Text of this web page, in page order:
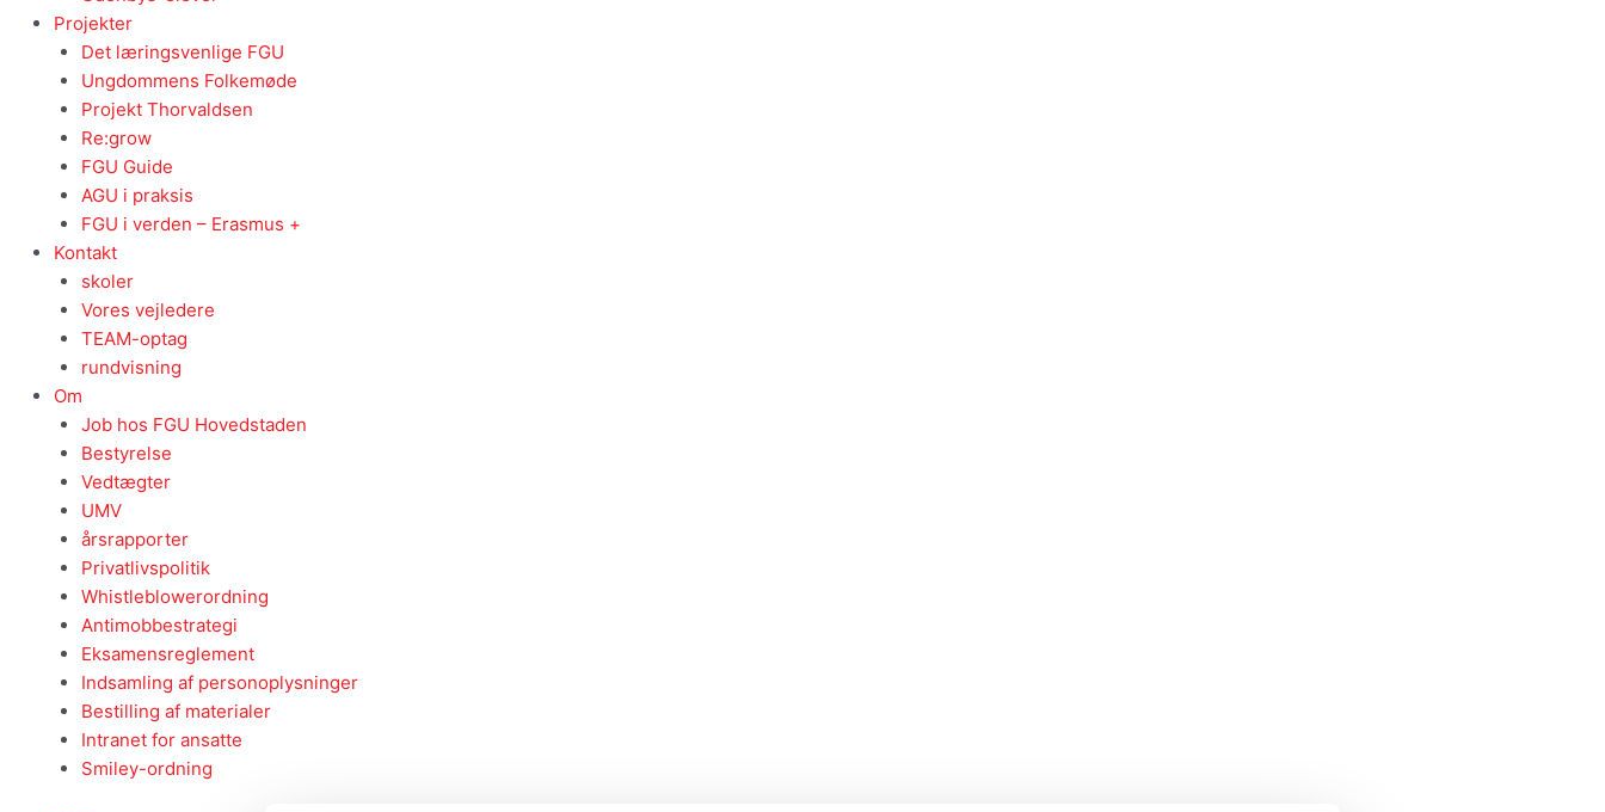
Projekter
Det læringsvenlige FGU
Ungdommens Folkemøde
Projekt Thorvaldsen
Re:grow
FGU Guide
AGU i praksis
FGU i verden – Erasmus +
Kontakt
skoler
Vores vejledere
TEAM-optag
rundvisning
Om
Job hos FGU Hovedstaden
Bestyrelse
Vedtægter
UMV
årsrapporter
Privatlivspolitik
Whistleblowerordning
Antimobbestrategi
Eksamensreglement
Indsamling af personoplysninger
Bestilling af materialer
Intranet for ansatte
Smiley-ordning